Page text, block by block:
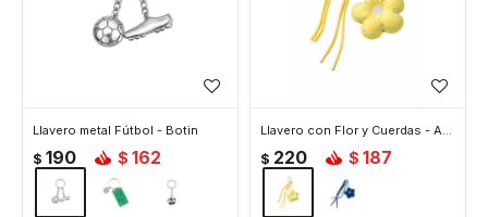
Llavero metal Fútbol - Botin
$ 190 $ 162
Llavero con Flor y Cuerdas - Amarillo
$ 220 $ 187